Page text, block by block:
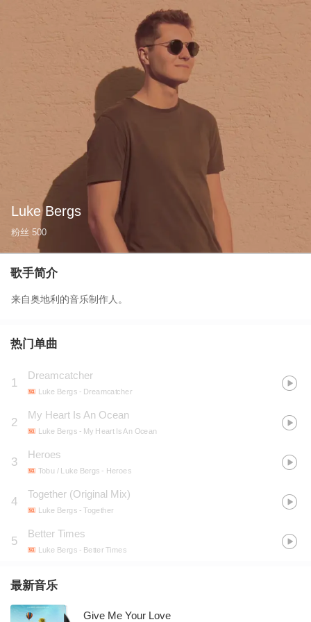
Luke Bergs
粉丝 500
歌手简介
来自奥地利的音乐制作人。
热门单曲
1
Dreamcatcher
Luke Bergs- Dreamcatcher
2
My Heart Is An Ocean
Luke Bergs- My Heart Is An Ocean
3
Heroes
Tobu / Luke Bergs - Heroes
4
Together (Original Mix)
Luke Bergs- Together
5
Better Times
Luke Bergs- Better Times
最新音乐
Give Me Your Love